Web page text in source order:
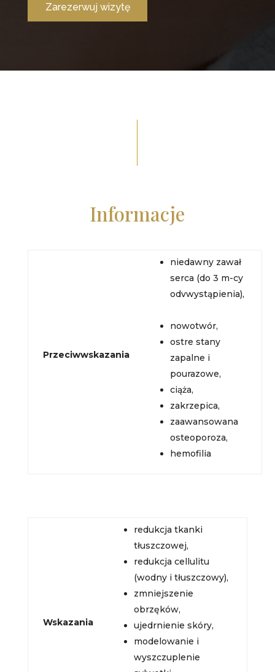
Zarezerwuj wizytę
Informacje
Przeciwwskazania
niedawny zawał
serca (do 3 m-cy
odvwystąpienia),
nowotwór,
ostre stany
zapalne i
pourazowe,
ciąża,
zakrzepica,
zaawansowana
osteoporoza,
hemofilia
Wskazania
redukcja tkanki
tłuszczowej,
redukcja cellulitu
(wodny i tłuszczowy),
zmniejszenie
obrzęków,
ujedrnienie skóry,
modelowanie i
wyszczuplenie